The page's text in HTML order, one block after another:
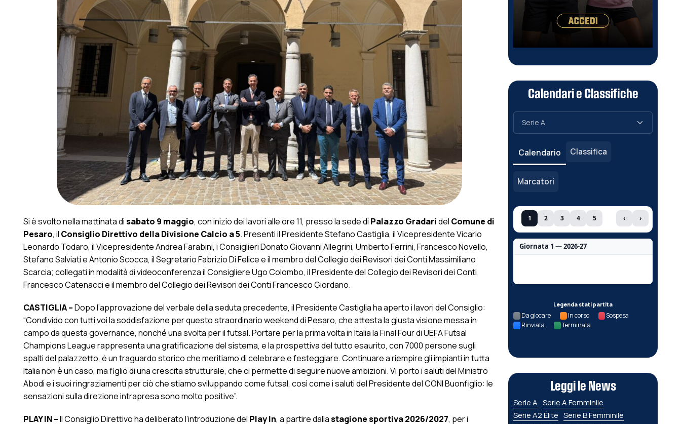
Si è svolto nella mattinata disabato 9 maggio, con inizio dei lavori alle ore 11, presso la sede di Palazzo Gradaridel Comune di
Pesaro, il Consiglio Direttivo della Divisione Calcio a 5. Presenti il Presidente Stefano Castiglia, il Vicepresidente Vicario
Leonardo Todaro, il Vicepresidente Andrea Farabini, i Consiglieri Donato Giovanni Allegrini, Umberto Ferrini, Francesco Novello,
Stefano Salviati e Antonio Scocca, il Segretario Fabrizio Di Felice e il membro del Collegio dei Revisori dei Conti Massimiliano
Scarcia; collegati in modalità di videoconferenza il Consigliere Ugo Colombo, il Presidente del Collegio dei Revisori dei Conti
Francesco Catenacci e il membro del Collegio dei Revisori dei Conti Francesco Giordano.
CASTIGLIA –Dopo l’approvazione del verbale della seduta precedente, il Presidente Castiglia ha aperto i lavori del Consiglio:
“Condivido con tutti voi la soddisfazione per questo straordinario weekend di Pesaro, che attesta la giusta visione messa in
campo da questa governance, nonché una svolta per il futsal. Portare per la prima volta in Italia la Final Four di UEFA Futsal
Champions League rappresenta una gratificazione del sistema, e la prospettiva del tutto esaurito, con 7000 persone sugli
spalti del palazzetto, è un traguardo storico che meritiamo di celebrare e festeggiare. Continuare a riempire gli impianti in tutta
Italia non è un caso, ma figlio di una crescita strutturale, che ci permette di seguire nuove ambizioni. Vi porto i saluti del Ministro
Abodi e i suoi ringraziamenti per ciò che stiamo sviluppando come futsal, così come i saluti del Presidente del CONI Buonfiglio: le
sensazioni sulla direzione intrapresa sono molto positive”.
PLAY IN –Il Consiglio Direttivo ha deliberato l’introduzione del Play In, a partire dallastagione sportiva 2026/2027, per i
Calendari e Classifiche
Calendario Classifica
Marcatori
1 2 3 4 5 ‹ ›
Giornata 1 — 2026-27
Legenda stati partita
Da giocare In corso
Sospesa
Rinviata
Terminata
Leggi le News
Serie A Serie A Femminile
Serie A2 Élite Serie B Femminile